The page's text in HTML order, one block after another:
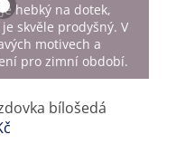
hebký na dotek,
skvěle prodyšný. V
motivech a
pro zimní období.